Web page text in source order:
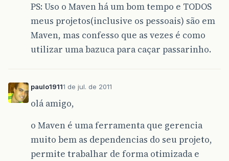
PS: Uso o Maven há um bom tempo e TODOS
meus projetos(inclusive os pessoais) são em
Maven, mas confesso que as vezes é como
utilizar uma bazuca para caçar passarinho.
paulo19111 de jul. de 2011
olá amigo,
o Maven é uma ferramenta que gerencia
muito bem as dependencias do seu projeto,
permite trabalhar de forma otimizada e